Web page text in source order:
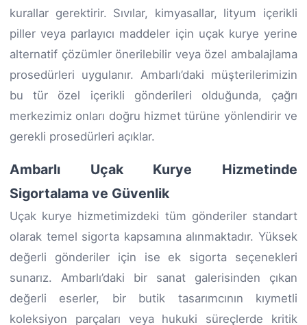
kurallar gerektirir. Sıvılar, kimyasallar, lityum içerikli
piller veya parlayıcı maddeler için uçak kurye yerine
alternatif çözümler önerilebilir veya özel ambalajlama
prosedürleri uygulanır. Ambarlı’daki müşterilerimizin
bu tür özel içerikli gönderileri olduğunda, çağrı
merkezimiz onları doğru hizmet türüne yönlendirir ve
gerekli prosedürleri açıklar.
Ambarlı Uçak Kurye Hizmetinde
Sigortalama ve Güvenlik
Uçak kurye hizmetimizdeki tüm gönderiler standart
olarak temel sigorta kapsamına alınmaktadır. Yüksek
değerli gönderiler için ise ek sigorta seçenekleri
sunarız. Ambarlı’daki bir sanat galerisinden çıkan
değerli eserler, bir butik tasarımcının kıymetli
koleksiyon parçaları veya hukuki süreçlerde kritik